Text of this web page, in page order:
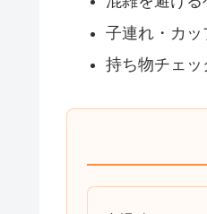
子連れ・カ
持ち物チェッ